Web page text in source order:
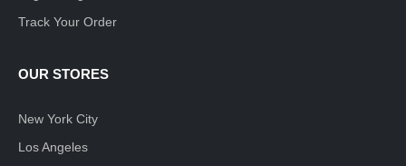
Track Your Order
OUR STORES
New York City
Los Angeles